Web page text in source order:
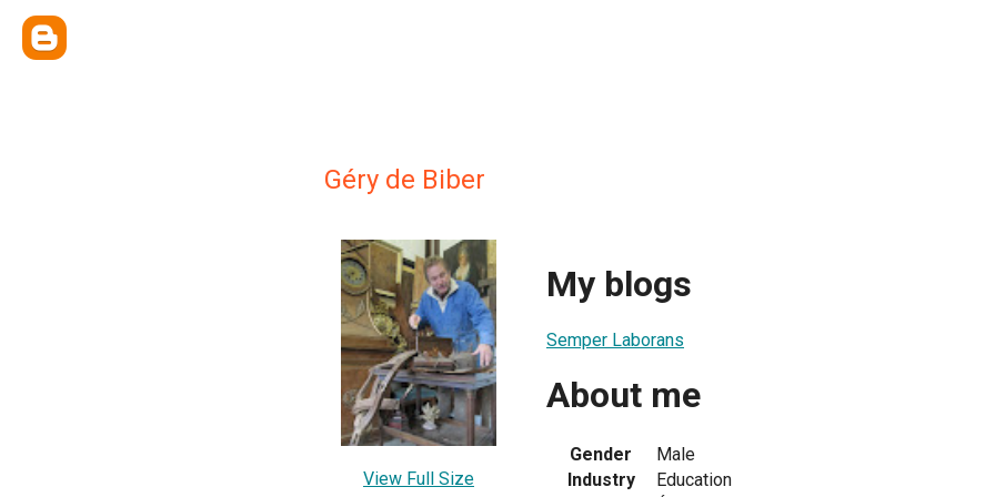
Géry de Biber
View Full Size
My blogs
Semper Laborans
About me
Gender
Male
Industry
Education